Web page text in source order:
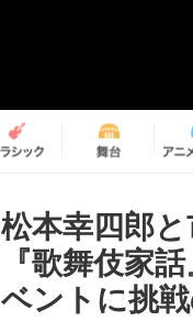
松本幸四郎
『歌舞伎家
ベントに挑